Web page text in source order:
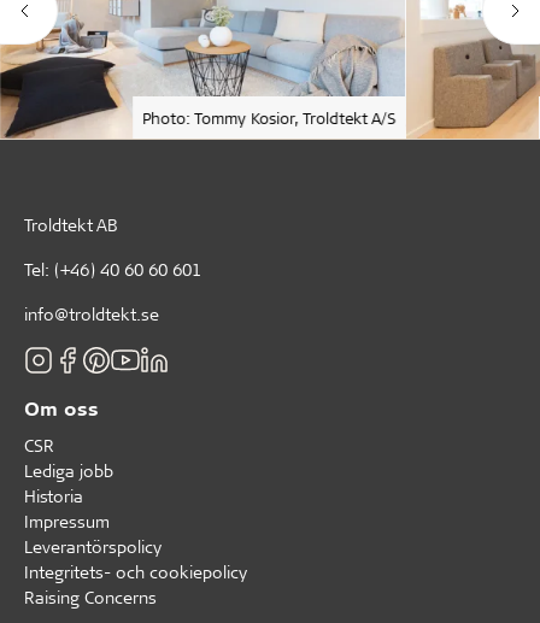
Photo: Tommy Kosior, Troldtekt A/S
Troldtekt AB
Tel: (+46) 40 60 60 601
info@troldtekt.se
Om oss
CSR
Lediga jobb
Historia
Impressum
Leverantörspolicy
Integritets- och cookiepolicy
Raising Concerns